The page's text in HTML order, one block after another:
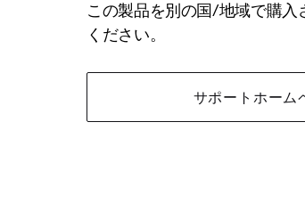
この製品を別の国/地域で購入
ください。
サポートホーム